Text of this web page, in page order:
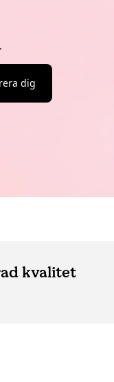
dig
kvalitet